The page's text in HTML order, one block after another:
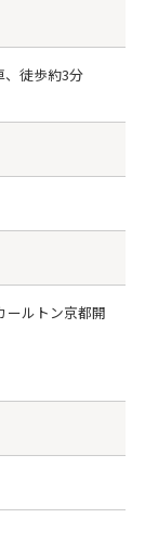
、徒歩約3分
ールトン京都開